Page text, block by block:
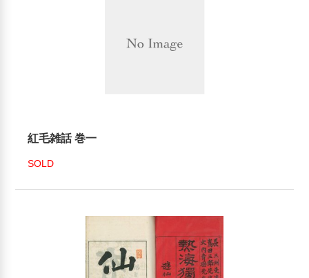
紅毛雑話 巻一
SOLD